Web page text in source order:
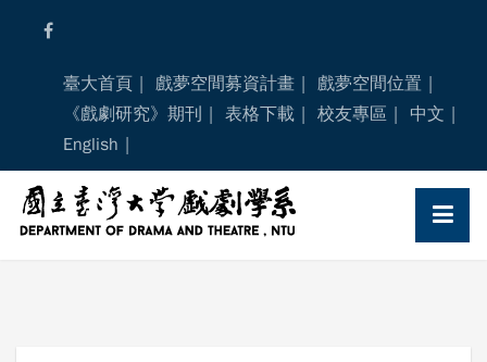
臺大首頁 戲夢空間募資計畫
戲夢空間位置
《戲劇研究》期刊
表格下載 校友專區
中文
English